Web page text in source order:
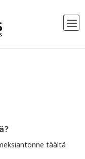
täältä